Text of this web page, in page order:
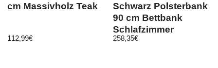
cm Massivholz Teak
112,99€
Schwarz Polsterbank
90 cm Bettbank
Schlafzimmer
Flurbank Samt
258,35€